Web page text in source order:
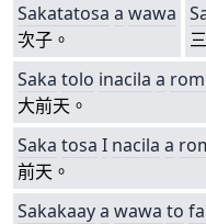
Sakatatosa a wawa
次子。
Saka tolo inacila a
大前天。
Saka tosa I nacila a
前天。
Sakakaaya wawa to